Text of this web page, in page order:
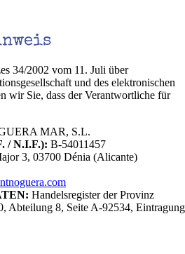
34/2002 vom 11. Juli über
und des elektronischen
wir Sie, dass der Verantwortliche für
MAR, S.L.
/ N.I.F.): B-54011457
3, 03700 Dénia (Alicante)
Handelsregister der Provinz
Abteilung 8, Seite A-92534, Eintragung